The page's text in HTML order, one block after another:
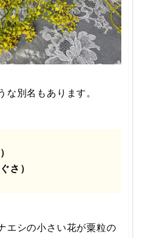
な別名もあります。
さ）
エシの小さい花が粟粒の